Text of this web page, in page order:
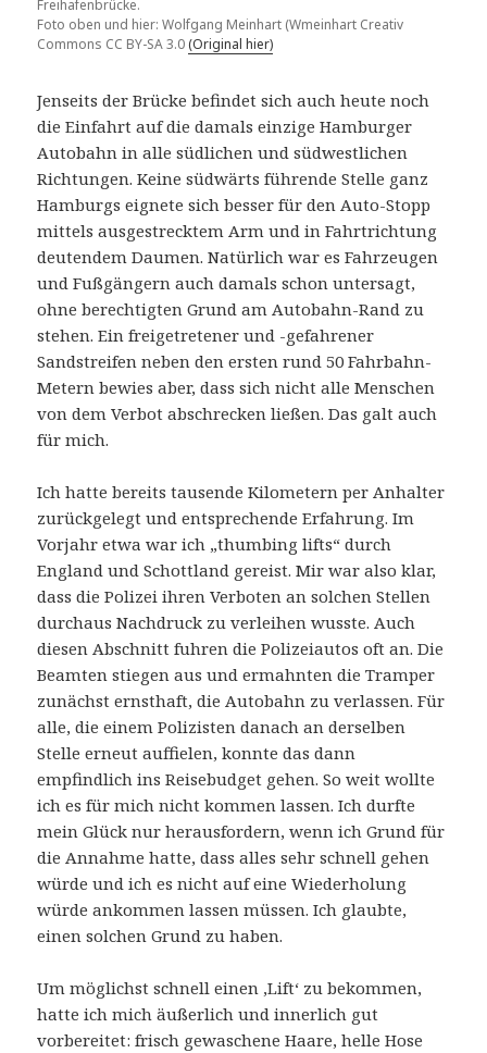
Freihafenbrücke.
Foto oben und hier: Wolfgang Meinhart (Wmeinhart Creativ
Commons CC BY-SA 3.0(Original hier)
Jenseits der Brücke befindet sich auch heute noch
die Einfahrt auf die damals einzige Hamburger
Autobahn in alle südlichen und südwestlichen
Richtungen. Keine südwärts führende Stelle ganz
Hamburgs eignete sich besser für den Auto-Stopp
mittels ausgestrecktem Arm und in Fahrtrichtung
deutendem Daumen. Natürlich war es Fahrzeugen
und Fußgängern auch damals schon untersagt,
ohne berechtigten Grund am Autobahn-Rand zu
stehen. Ein freigetretener und -gefahrener
Sandstreifen neben den ersten rund 50 Fahrbahn-
Metern bewies aber, dass sich nicht alle Menschen
von dem Verbot abschrecken ließen. Das galt auch
für mich.
Ich hatte bereits tausende Kilometern per Anhalter
zurückgelegt und entsprechende Erfahrung. Im
Vorjahr etwa war ich „thumbing lifts“ durch
England und Schottland gereist. Mir war also klar,
dass die Polizei ihren Verboten an solchen Stellen
durchaus Nachdruck zu verleihen wusste. Auch
diesen Abschnitt fuhren die Polizeiautos oft an. Die
Beamten stiegen aus und ermahnten die Tramper
zunächst ernsthaft, die Autobahn zu verlassen. Für
alle, die einem Polizisten danach an derselben
Stelle erneut auffielen, konnte das dann
empfindlich ins Reisebudget gehen. So weit wollte
ich es für mich nicht kommen lassen. Ich durfte
mein Glück nur herausfordern, wenn ich Grund für
die Annahme hatte, dass alles sehr schnell gehen
würde und ich es nicht auf eine Wiederholung
würde ankommen lassen müssen. Ich glaubte,
einen solchen Grund zu haben.
Um möglichst schnell einen ‚Lift‘ zu bekommen,
hatte ich mich äußerlich und innerlich gut
vorbereitet: frisch gewaschene Haare, helle Hose